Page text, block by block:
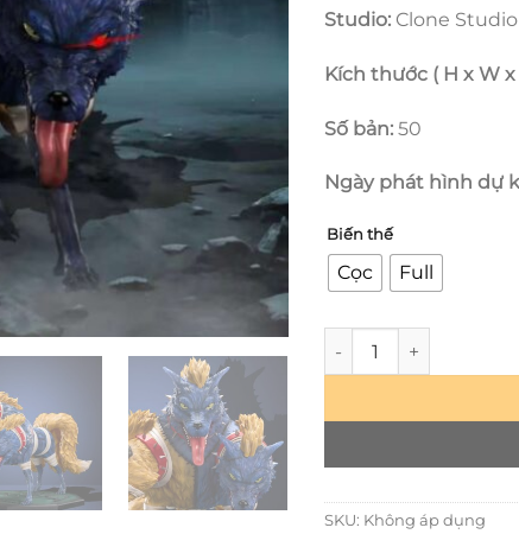
Studio: Clone Studio
Kích thước ( H x W x
Số bản: 50
Ngày phát hình dự
Biến thế
Cọc Full
One Piece - Cerberus
SKU: Không áp dụng